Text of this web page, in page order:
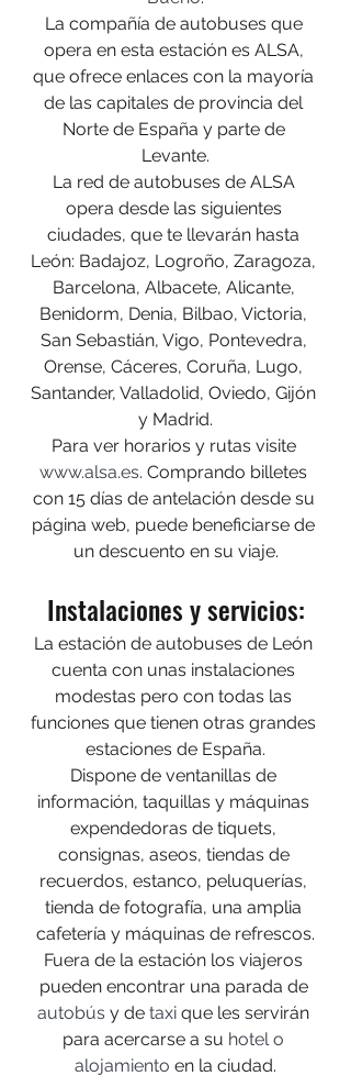
La compañía de autobuses que
opera en esta estación es ALSA,
que ofrece enlaces con la mayoría
de las capitales de provincia del
Norte de España y parte de
Levante.
La red de autobuses de ALSA
opera desde las siguientes
ciudades, que te llevarán hasta
León: Badajoz, Logroño, Zaragoza,
Barcelona, Albacete, Alicante,
Benidorm, Denia, Bilbao, Victoria,
San Sebastián, Vigo, Pontevedra,
Orense, Cáceres, Coruña, Lugo,
Santander, Valladolid, Oviedo, Gijón
y Madrid.
Para ver horarios y rutas visite
www.alsa.es. Comprando billetes
con 15 días de antelación desde su
página web, puede beneficiarse de
un descuento en su viaje.
Instalaciones y servicios:
La estación de autobuses de León
cuenta con unas instalaciones
modestas pero con todas las
funciones que tienen otras grandes
estaciones de España.
Dispone de ventanillas de
información, taquillas y máquinas
expendedoras de tiquets,
consignas, aseos, tiendas de
recuerdos, estanco, peluquerías,
tienda de fotografía, una amplia
cafetería y máquinas de refrescos.
Fuera de la estación los viajeros
pueden encontrar una parada de
autobús y de taxi que les servirán
para acercarse a su hotel o
alojamiento en la ciudad.